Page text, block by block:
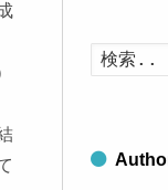
イ
ブ